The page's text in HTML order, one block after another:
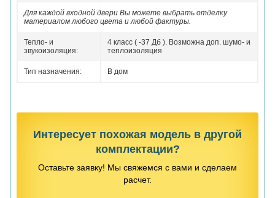
Для каждой входной двери Вы можете выбрать отделку
материалом любого цвета и любой фактуры.
Тепло- и
звукоизоляция:
4 класс ( -37 Дб ). Возможна доп. шумо- и
теплоизоляция
Тип назначения: В дом
Интересует похожая модель в другой
комплектации?
Оставьте заявку! Мы свяжемся с вами и сделаем
расчет.